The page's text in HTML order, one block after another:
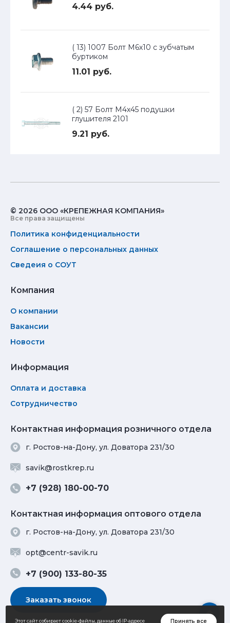
4.44 руб.
( 13) 1007 Болт М6х10 с зубчатым
буртиком
11.01 руб.
( 2) 57 Болт М4х45 подушки
глушителя 2101
9.21 руб.
© 2026 ООО «КРЕПЕЖНАЯ КОМПАНИЯ»
Все права защищены
Политика конфиденциальности
Соглашение о персональных данных
Сведеия о СОУТ
Компания
О компании
Вакансии
Новости
Информация
Оплата и доставка
Сотрудничество
Контактная информация розничного отдела
г. Ростов-на-Дону, ул. Доватора 231/30
savik@rostkrep.ru
+7 (928) 180-00-70
Контактная информация оптового отдела
г. Ростов-на-Дону, ул. Доватора 231/30
opt@centr-savik.ru
+7 (900) 133-80-35
Заказать звонок
Этот сайт собирает cookie-файлы, данные об IP-адресе Принять все